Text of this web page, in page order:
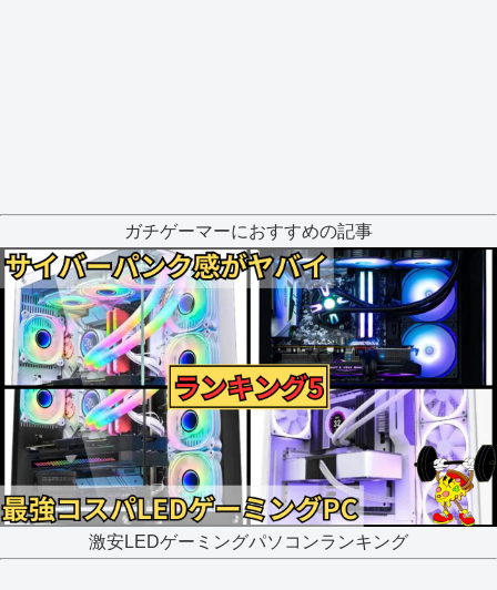
ガチゲーマーにおすすめの記事
激安LEDゲーミングパソコンランキング